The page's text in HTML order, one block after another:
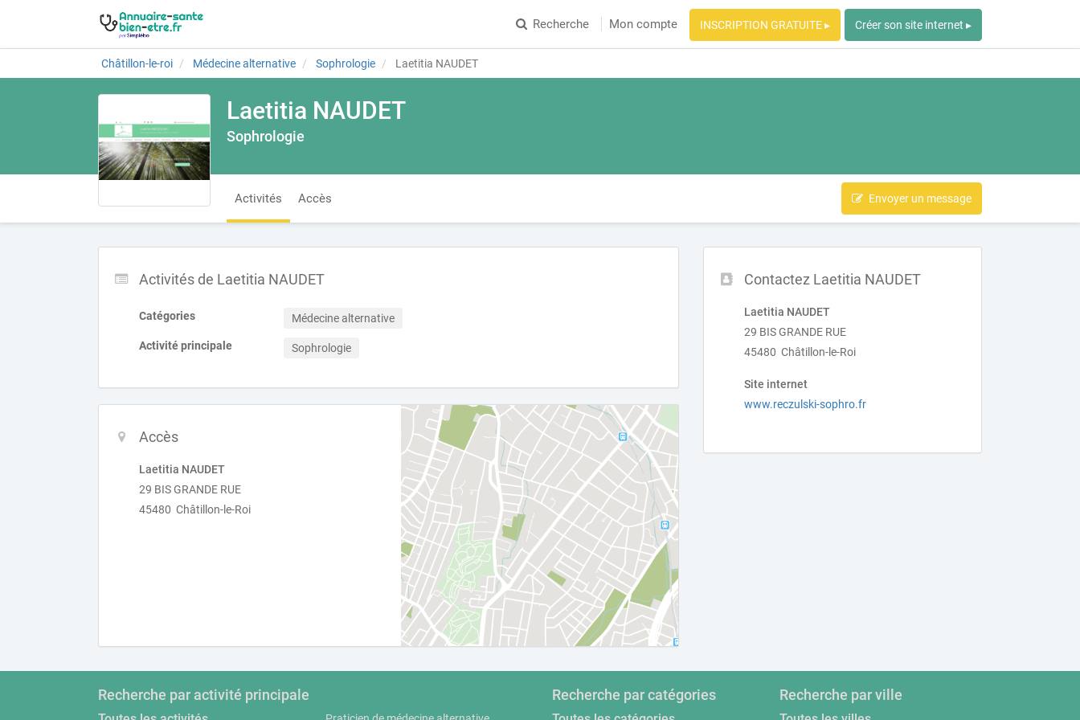
Recherche Mon compte INSCRIPTION GRATUITE ▸ Créer son site internet ▸
Châtillon-le-roi Médecine alternative Sophrologie Laetitia NAUDET
Laetitia NAUDET
Sophrologie
Activités Accès Envoyer un message
Contactez Laetitia NAUDET
Laetitia NAUDET
29 BIS GRANDE RUE
45480 Châtillon-le-Roi
Site internet
www.reczulski-sophro.fr
Activités de Laetitia NAUDET
Catégories Médecine alternative
Activité principale Sophrologie
Accès
Laetitia NAUDET
29 BIS GRANDE RUE
45480 Châtillon-le-Roi
Recherche par activité principale Recherche par catégories Recherche par ville